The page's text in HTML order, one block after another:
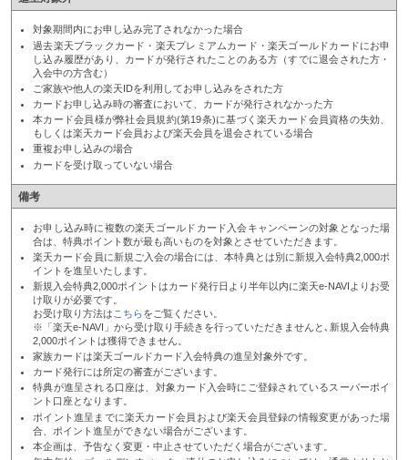
対象期間内にお申し込み完了されなかった場合
過去楽天ブラックカード・楽天プレミアムカード・楽天ゴールドカードにお申
し込み履歴があり、カードが発行されたことのある方（すでに退会された方・
入会中の方含む）
ご家族や他人の楽天IDを利用してお申し込みをされた方
カードお申し込み時の審査において、カードが発行されなかった方
本カード会員様が弊社会員規約(第19条)に基づく楽天カード会員資格の失効、
もしくは楽天カード会員および楽天会員を退会されている場合
重複お申し込みの場合
カードを受け取っていない場合
備考
お申し込み時に複数の楽天ゴールドカード入会キャンペーンの対象となった場
合は、特典ポイント数が最も高いものを対象とさせていただきます。
楽天カード会員に新規ご入会の場合には、本特典とは別に新規入会特典2,000ポ
イントを進呈いたします。
新規入会特典2,000ポイントはカード発行日より半年以内に楽天e-NAVIよりお受
け取りが必要です。
お受け取り方法は こちらをご覧ください。
※「楽天e-NAVI」から受け取り手続きを行っていただきませんと､新規入会特典
2,000ポイントは獲得できません。
家族カードは楽天ゴールドカード入会特典の進呈対象外です。
カード発行には所定の審査がございます。
特典が進呈される口座は、対象カード入会時にご登録されているスーパーポイ
ント口座となります。
ポイント進呈までに楽天カード会員および楽天会員登録の情報変更があった場
合、ポイント進呈ができない場合がございます。
本企画は、予告なく変更・中止させていただく場合がございます。